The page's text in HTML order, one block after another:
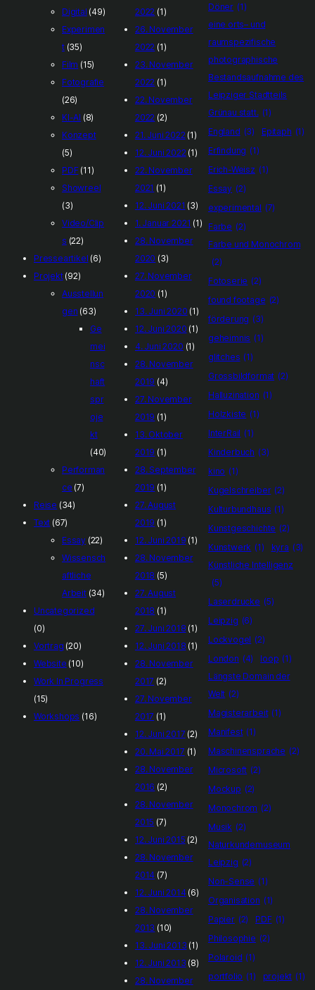
Digital (49)
Experimen
t(35)
Film (15)
Fotografie
(26)
KI-AI (8)
Konzept
(5)
PDF(11)
Showreel
(3)
Video/Clip
s (22)
Presseartikel (6)
Projekt(92)
Ausstellun
gen (63)
Ge
mei
nsc
haft
spr
oje
kt
(40)
Performan
ce (7)
Reise (34)
Text (67)
Essay (22)
Wissensch
aftliche
Arbeit(34)
Uncategorized
(0)
Vortrag (20)
Website (10)
Work In Progress
(15)
Workshops (16)
2022 (1)
26. November
2022 (1)
23. November
2022 (1)
22. November
2022 (2)
21. Juni 2022 (1)
12. Juni 2022 (1)
22. November
2021 (1)
12. Juni 2021 (3)
1. Januar 2021 (1)
28. November
2020 (3)
27. November
2020 (1)
13. Juni 2020 (1)
12. Juni 2020 (1)
4. Juni 2020 (1)
28. November
2019 (4)
27. November
2019 (1)
13. Oktober
2019 (1)
28. September
2019 (1)
27. August
2019 (1)
12. Juni 2019 (1)
28. November
2018 (5)
27. August
2018 (1)
27. Juni 2018 (1)
12. Juni 2018 (1)
28. November
2017 (2)
27. November
2017 (1)
12. Juni 2017 (2)
20. Mai 2017 (1)
28. November
2016 (2)
28. November
2015 (7)
12. Juni 2015 (2)
28. November
2014 (7)
12. Juni 2014(6)
28. November
2013 (10)
13. Juni 2013 (1)
12. Juni 2013 (8)
28. November
Döner (1)
eine orts– und
raumspezifische
photographische
Bestandsaufnahme des
Leipziger Stadtteils
Grünau statt. (1)
England (3) Epitaph (1)
Erfindung (1)
Erich-Weisz (1)
Essay (2)
experimental (7)
Farbe (2)
Farbe und Monochrom
(2)
Fotoserie (2)
found footage (2)
förderung (3)
geheimnis (1)
glitches (1)
Grossbildformat (2)
Halluzination (1)
Holzkiste (1)
InterRail (1)
Kinderbuch (3)
kino (1)
Kugelschreiber (2)
Kulturbundhaus (1)
Kunstgeschichte (2)
Kunstwerk (1) kyra (3)
Künstliche Intelligenz
(5)
Laserdrucke (5)
Leipzig (6)
Lockvogel (2)
London (4) loop (1)
Längste Domain der
Welt (2)
Magisterarbeit (1)
Manifest (1)
Maschinensprache (2)
Microsoft (2)
Mockup (2)
Monochrom (2)
Musik (2)
Naturkundemuseum
Leipzig (2)
Non-Sense (1)
Organisation (1)
Papier (2) PDF (1)
Philosophie (2)
Polaroid (1)
portfolio (1) projekt (1)